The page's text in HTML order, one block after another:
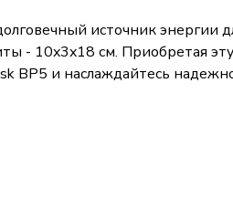
источник энергии
- 10x3x18 см. Приобретая
BP5 и наслаждайтесь